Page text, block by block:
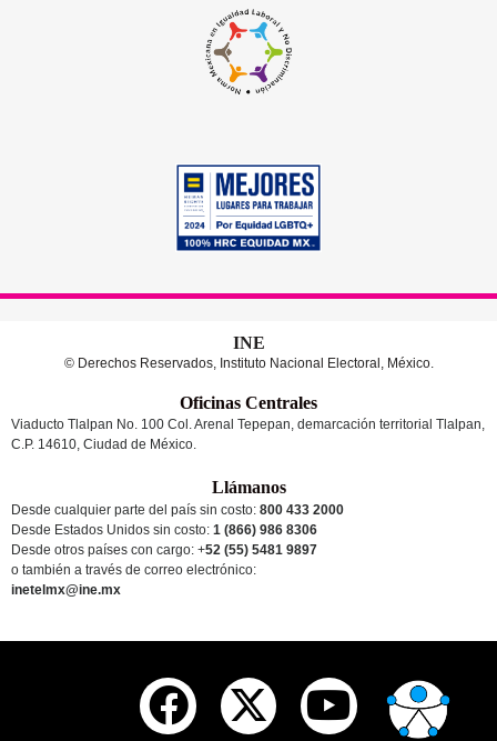
INE
© Derechos Reservados, Instituto Nacional Electoral, México.
Oficinas Centrales
Viaducto Tlalpan No. 100 Col. Arenal Tepepan, demarcación territorial Tlalpan,
C.P. 14610, Ciudad de México.
Llámanos
Desde cualquier parte del país sin costo: 800 433 2000
Desde Estados Unidos sin costo: 1 (866) 986 8306
Desde otros países con cargo: +52 (55) 5481 9897
o también a través de correo electrónico:
inetelmx@ine.mx